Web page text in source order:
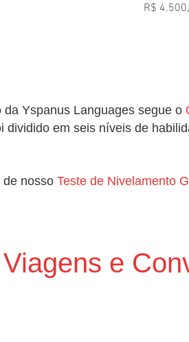
Preço
R$
Yspanus Languages segue o
dividido em seis níveis de
de nosso Teste de Nivelamento
e